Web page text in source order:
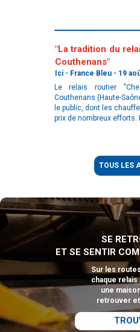
"La tradition du
Couthenans"
Ici - France
Le relais routier
Couthenans (Haute-
le public, dont les
prix de nombreux efforts. Longtemps considérés
TOUS LES
SE
ET SE SENTIR
Sur les
chaque
une
retrouver et